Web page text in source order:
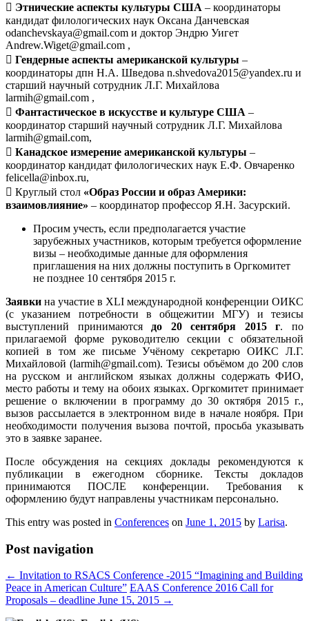
 Этнические аспекты культуры США – координаторы
кандидат филологических наук Оксана Данчевская
odanchevskaya@gmail.com и доктор Эндрю Уигет
Andrew.Wiget@gmail.com ,
 Гендерные аспекты американской культуры –
координаторы дпн Н.А. Шведова n.shvedova2015@yandex.ru и
старший научный сотрудник Л.Г. Михайлова
larmih@gmail.com ,
 Фантастическое в искусстве и культуре США –
координатор старший научный сотрудник Л.Г. Михайлова
larmih@gmail.com,
 Канадское измерение американской культуры –
координатор кандидат филологических наук Е.Ф. Овчаренко
felicella@inbox.ru,
 Круглый стол «Образ России и образ Америки:
взаимовлияние» – координатор профессор Я.Н. Засурский.
Просим учесть, если предполагается участие
зарубежных участников, которым требуется оформление
визы – необходимые данные для оформления
приглашения на них должны поступить в Оргкомитет
не позднее 10 сентября 2015 г.
Заявки на участие в XLI международной конференции ОИКС
(с указанием потребности в общежитии МГУ) и тезисы
выступлений принимаются до 20 сентября 2015 г. по
прилагаемой форме руководителю секции с обязательной
копией в том же письме Учёному секретарю ОИКС Л.Г.
Михайловой (larmih@gmail.com). Тезисы объёмом до 200 слов
на русском и английском языках должны содержать ФИО,
место работы и тему на обоих языках. Оргкомитет принимает
решение о включении в программу до 30 октября 2015 г.,
вызов рассылается в электронном виде в начале ноября. При
необходимости получения вызова почтой, просьба указывать
это в заявке заранее.
После обсуждения на секциях доклады рекомендуются к
публикации в ежегодном сборнике. Тексты докладов
принимаются ПОСЛЕ конференции. Требования к
оформлению будут направлены участникам персонально.
This entry was posted in Conferences on June 1, 2015 by Larisa.
Post navigation
← Invitation to RSACS Conference -2015 “Imagining and Building
Peace in American Culture” EAAS Conference 2016 Call for
Proposals – deadline June 15, 2015 →